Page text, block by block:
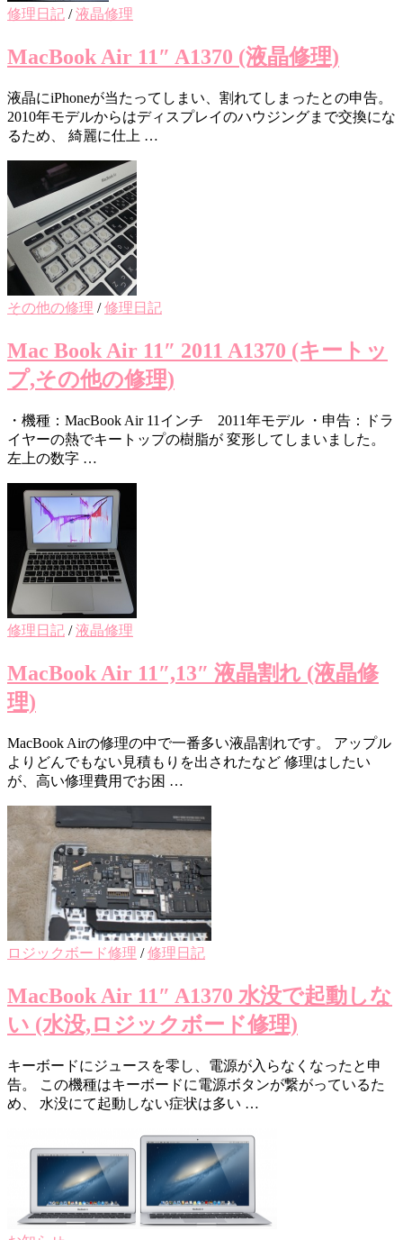
修理日記 /液晶修理
MacBook Air 11″ A1370 (液晶修理)
液晶にiPhoneが当たってしまい、割れてしまったとの申告。
2010年モデルからはディスプレイのハウジングまで交換にな
るため、 綺麗に仕上 …
その他の修理 /修理日記
Mac Book Air 11″ 2011 A1370 (キートッ
プ,その他の修理)
・機種：MacBook Air 11インチ 2011年モデル ・申告：ドラ
イヤーの熱でキートップの樹脂が 変形してしまいました。
左上の数字 …
修理日記 /液晶修理
MacBook Air 11″,13″ 液晶割れ (液晶修
理)
MacBook Airの修理の中で一番多い液晶割れです。 アップル
よりどんでもない見積もりを出されたなど 修理はしたい
が、高い修理費用でお困 …
ロジックボード修理 /修理日記
MacBook Air 11″ A1370 水没で起動しな
い (水没,ロジックボード修理)
キーボードにジュースを零し、電源が入らなくなったと申
告。 この機種はキーボードに電源ボタンが繋がっているた
め、 水没にて起動しない症状は多い …